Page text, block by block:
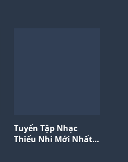
Tuyển Tập Nhạc
Thiếu Nhi Mới Nhất